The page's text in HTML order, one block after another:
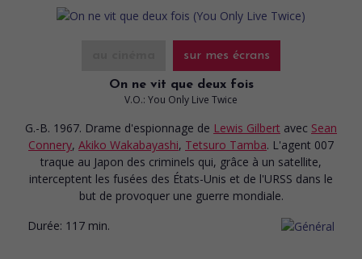
sur mes écrans
On ne vit que deux fois
V.O.: You Only Live Twice
G.-B. 1967. Drame d'espionnage de Lewis Gilbert avec Sean
Connery, Akiko Wakabayashi, Tetsuro Tamba. L'agent 007
traque au Japon des criminels qui, grâce à un satellite,
interceptent les fusées des États-Unis et de l'URSS dans le
but de provoquer une guerre mondiale.
Durée: 117 min.